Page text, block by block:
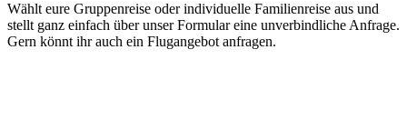
Wählt eure Gruppenreise oder individuelle Familienreise aus und
stellt ganz einfach über unser Formular eine unverbindliche Anfrage.
Gern könnt ihr auch ein Flugangebot anfragen.